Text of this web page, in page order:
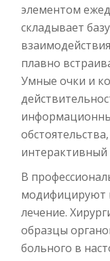
элементом
складывает
плавно
Умные очки и
интерактивный
В
модифицируют
лечение.
образцы
больного в